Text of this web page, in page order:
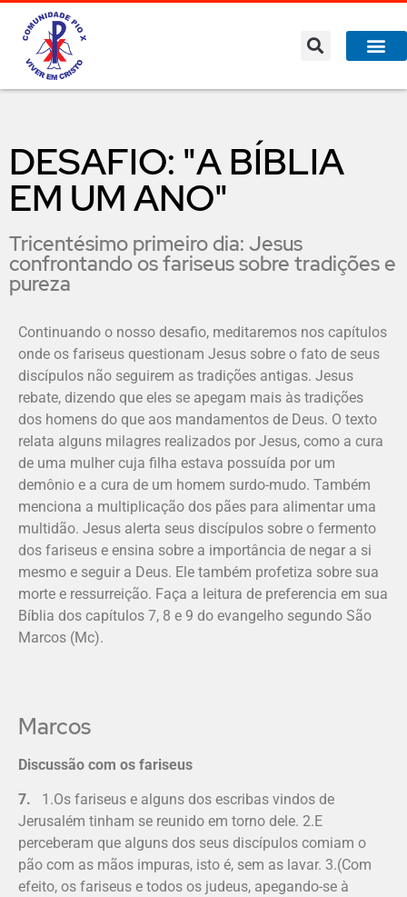
DESAFIO: "A BÍBLIA
EM UM ANO"
Tricentésimo primeiro dia: Jesus
confrontando os fariseus sobre tradições e
pureza
Continuando o nosso desafio, meditaremos nos capítulos
onde os fariseus questionam Jesus sobre o fato de seus
discípulos não seguirem as tradições antigas. Jesus
rebate, dizendo que eles se apegam mais às tradições
dos homens do que aos mandamentos de Deus. O texto
relata alguns milagres realizados por Jesus, como a cura
de uma mulher cuja filha estava possuída por um
demônio e a cura de um homem surdo-mudo. Também
menciona a multiplicação dos pães para alimentar uma
multidão. Jesus alerta seus discípulos sobre o fermento
dos fariseus e ensina sobre a importância de negar a si
mesmo e seguir a Deus. Ele também profetiza sobre sua
morte e ressurreição. Faça a leitura de preferencia em sua
Bíblia dos capítulos 7, 8 e 9 do evangelho segundo São
Marcos (Mc).
Marcos
Discussão com os fariseus
7. 1.Os fariseus e alguns dos escribas vindos de
Jerusalém tinham se reunido em torno dele. 2.E
perceberam que alguns dos seus discípulos comiam o
pão com as mãos impuras, isto é, sem as lavar. 3.(Com
efeito, os fariseus e todos os judeus, apegando-se à